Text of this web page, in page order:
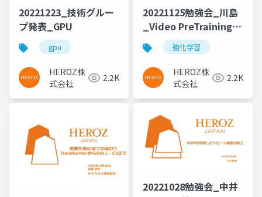
20221223_技術グルー
プ発表_GPU
gpu
HEROZ株
式会社
2.2K
20221125勉強会_川島
_Video PreTraining
(VPT) Learning to Act
by Watching
Unlabeled Online
Videos
強化学習
HEROZ株
式会社
2.2K
20221028勉強会_中井